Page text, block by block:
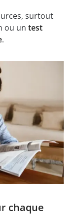
surtout
ou un test
.
chaque